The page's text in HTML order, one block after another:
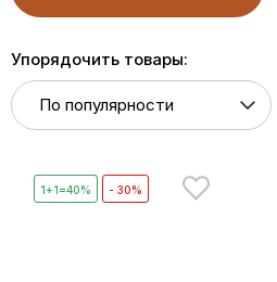
Упорядочить товары:
1+1=40% - 30%